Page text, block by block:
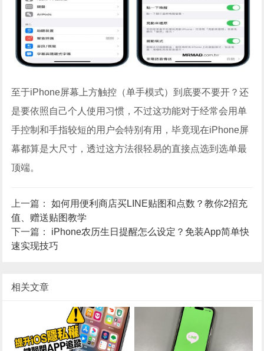
至于iPhone屏幕上方触控（单手模式）到底要不要开？还
是要依照自己个人使用习惯，不过这功能对于经常会用单
手控制和手指较短的用户会特别有用，毕竟现在iPhone屏
幕都算是大尺寸，透过这方法很轻易的直接点选到选单最
顶端。
上一篇：如何用便利商店买LINE贴图和点数？教你2招充
值、赠送贴图教学
下一篇： iPhone农历生日提醒怎么设定？免装App简单快
速实现技巧
相关文章